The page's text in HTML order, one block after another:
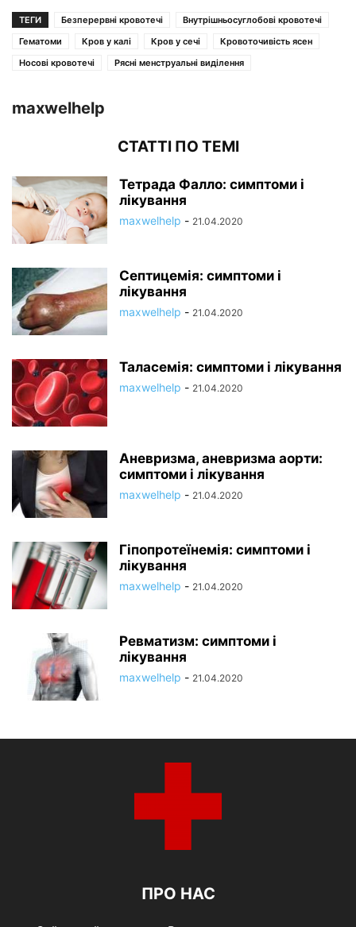
ТЕГИ Безперервні кровотечі
Внутрішньосуглобові кровотечі
Гематоми
Кров у калі Кров у сечі
Кровоточивість ясен
Носові кровотечі
Рясні менструальні виділення
maxwelhelp
СТАТТІ ПО ТЕМІ
Тетрада Фалло: симптоми і
лікування
maxwelhelp - 21.04.2020
Септицемія: симптоми і
лікування
maxwelhelp - 21.04.2020
Таласемія: симптоми і лікування
maxwelhelp - 21.04.2020
Аневризма, аневризма аорти:
симптоми і лікування
maxwelhelp - 21.04.2020
Гіпопротеїнемія: симптоми і
лікування
maxwelhelp - 21.04.2020
Ревматизм: симптоми і
лікування
maxwelhelp - 21.04.2020
ПРО НАС